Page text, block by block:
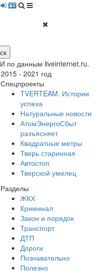
данным liveinternet.ru.
- 2021 год
Спецпроекты
TVERTEAM. Истории
успеха
Натуральные новости
АтомЭнергоСбыт
разъясняет
Квадратные метры
Тверь старинная
Автостоп
Тверской умелец
Разделы
ЖКХ
Криминал
Закон и порядок
Транспорт
ДТП
Дороги
Познавательно
Полезно